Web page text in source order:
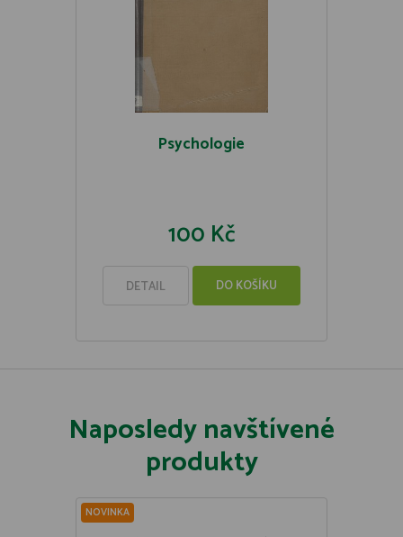
Psychologie
100 Kč
DETAIL DO KOŠÍKU
Naposledy navštívené
produkty
NOVINKA